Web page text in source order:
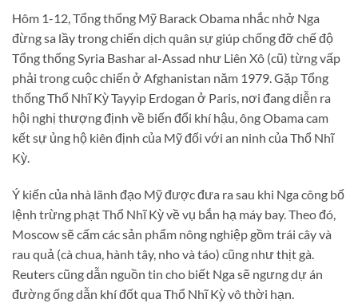
Hôm 1-12, Tổng thống Mỹ Barack Obama nhắc nhở Nga
đừng sa lầy trong chiến dịch quân sự giúp chống đỡ chế độ
Tổng thống Syria Bashar al-Assad như Liên Xô (cũ) từng vấp
phải trong cuộc chiến ở Afghanistan năm 1979. Gặp Tổng
thống Thổ Nhĩ Kỳ Tayyip Erdogan ở Paris, nơi đang diễn ra
hội nghị thượng định về biến đổi khí hậu, ông Obama cam
kết sự ủng hộ kiên định của Mỹ đối với an ninh của Thổ Nhĩ
Kỳ.
Ý kiến của nhà lãnh đạo Mỹ được đưa ra sau khi Nga công bố
lệnh trừng phạt Thổ Nhĩ Kỳ về vụ bắn hạ máy bay. Theo đó,
Moscow sẽ cấm các sản phẩm nông nghiệp gồm trái cây và
rau quả (cà chua, hành tây, nho và táo) cũng như thịt gà.
Reuters cũng dẫn nguồn tin cho biết Nga sẽ ngưng dự án
đường ống dẫn khí đốt qua Thổ Nhĩ Kỳ vô thời hạn.